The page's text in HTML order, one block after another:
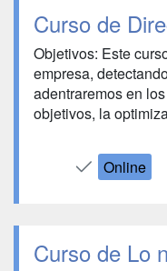
Curso de
Objetivos: Este
empresa,
adentraremos en
objetivos, la
Online
Curso de Lo